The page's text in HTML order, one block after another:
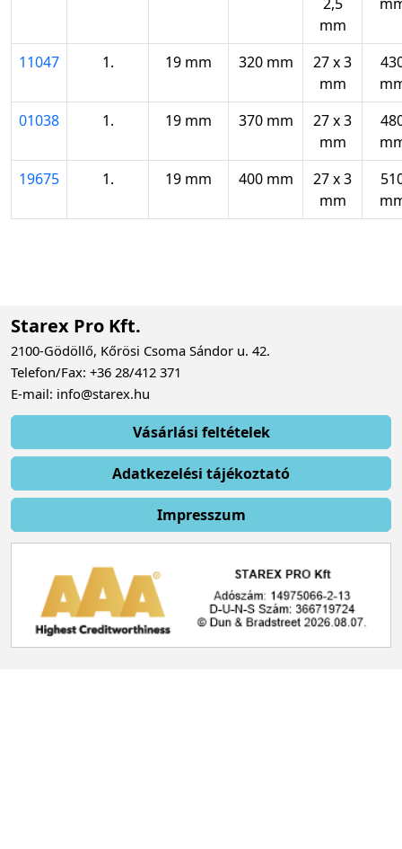
mm
11047 1. 19 mm 320 mm
27 x 3
mm
01038
1. 19 mm 370 mm
27 x 3
mm
19675
1. 19 mm 400 mm
27 x 3
mm
Starex Pro Kft.
2100-Gödöllő, Kőrösi Csoma Sándor u. 42.
Telefon/Fax: +36 28/412 371
E-mail: info@starex.hu
Vásárlási feltételek
Adatkezelési tájékoztató
Impresszum